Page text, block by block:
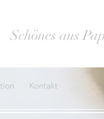
Schönes aus
Kontakt